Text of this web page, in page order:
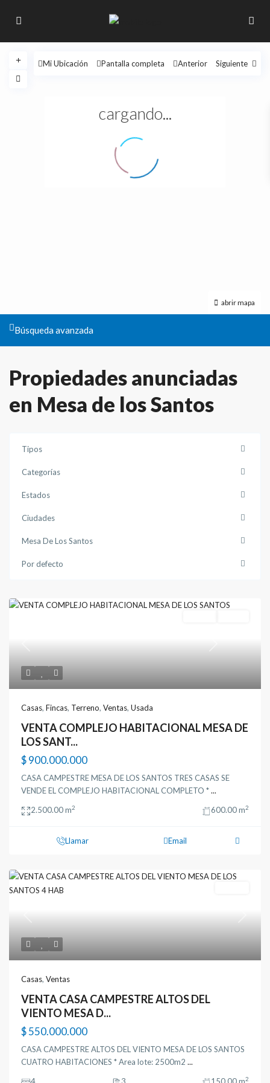
cargando...
abrir mapa
Mi Ubicación Pantalla completa Anterior Siguiente
Búsqueda avanzada
Propiedades anunciadas
en Mesa de los Santos
Tipos
Categorías
Estados
Ciudades
Mesa De Los Santos
Por defecto
Previous Next
Casas, Fincas, Terreno, Ventas, Usada
VENTA COMPLEJO HABITACIONAL MESA DE
LOS SANT...
$ 900.000.000
CASA CAMPESTRE MESA DE LOS SANTOS TRES CASAS SE
VENDE EL COMPLEJO HABITACIONAL COMPLETO *...
2.500.00 m2 600.00 m2
Llamar Email
Previous Next
Casas, Ventas
VENTA CASA CAMPESTRE ALTOS DEL
VIENTO MESA D...
$ 550.000.000
CASA CAMPESTRE ALTOS DEL VIENTO MESA DE LOS SANTOS
CUATRO HABITACIONES * Area lote: 2500m2 ...
2